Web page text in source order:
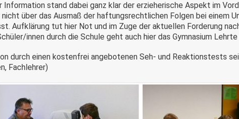
Information stand dabei ganz klar der erzieherische Aspekt im
über das Ausmaß der haftungsrechtlichen Folgen bei einem
Aufklärung tut hier Not und im Zuge der aktuellen Forderung
innen durch die Schule geht auch hier das Gymnasium
durch einen kostenfrei angebotenen Seh- und Reaktionstests
Fachlehrer)